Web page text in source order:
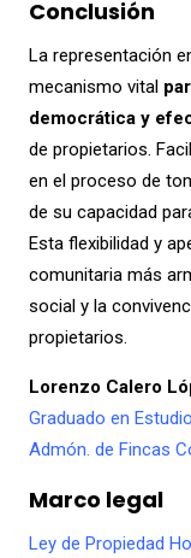
Conclusión
La representación
mecanismo vital
democrática y
de propietarios.
en el proceso de
de su capacidad
Esta flexibilidad y
comunitaria más
social y la
propietarios.
Lorenzo Calero
Graduado en
Admón. de Fincas
Marco legal
Ley de Propiedad